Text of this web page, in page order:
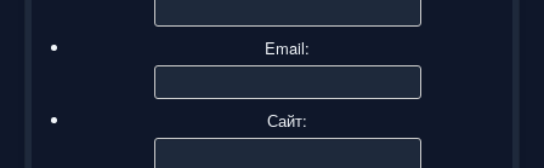
Email:
Сайт: